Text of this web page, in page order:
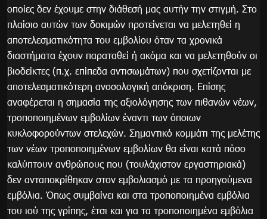
οποίες δεν έχουμε στην διάθεσή μας αυτήν την στιγμή. Στο
πλαίσιο αυτών των δοκιμών προτείνεται να μελετηθεί η
αποτελεσματικότητα του εμβολίου όταν τα χρονικά
διαστήματα έχουν παραταθεί ή ακόμα και να μελετηθούν οι
βιοδείκτες (π.χ. επίπεδα αντισωμάτων) που σχετίζονται με
αποτελεσματικότερη ανοσολογική απόκριση. Επίσης
αναφέρεται η σημασία της αξιολόγησης των πιθανών νέων,
τροποποιημένων εμβολίων έναντι των όποιων
κυκλοφορούντων στελεχών. Σημαντικό κομμάτι της μελέτης
των νέων τροποποιημένων εμβολίων θα είναι κατά πόσο
καλύπτουν ανθρώπους που (τουλάχιστον εργαστηριακά)
δεν ανταποκρίθηκαν στον εμβολιασμό με τα προηγούμενα
εμβόλια. Όπως συμβαίνει και στα τροποποιημένα εμβόλια
του ιού της γρίπης, έτσι και για τα τροποποιημένα εμβόλια